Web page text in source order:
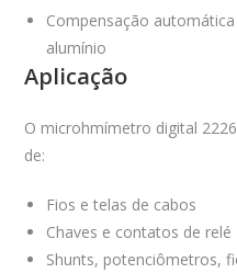
Compensação
alumínio
Aplicação
O microhmímetro digital
de:
Fios e telas de cabos
Chaves e contatos de relé
Shunts, potenciômetros,